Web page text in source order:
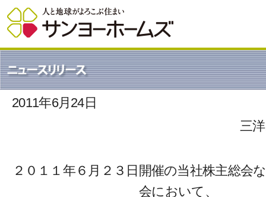
2011年6月24日
三
２０１１年６月２３日開催の当社株主総会
会において、